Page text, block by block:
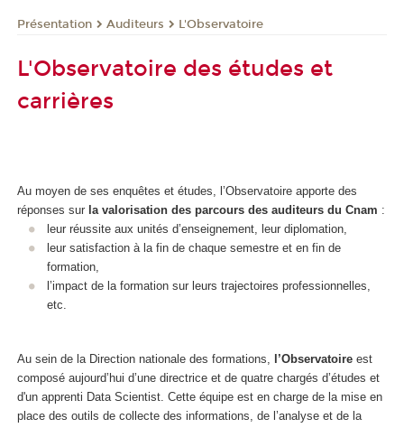
Présentation Auditeurs L'Observatoire
L'Observatoire des études et
carrières
Au moyen de ses enquêtes et études, l’Observatoire apporte des
réponses sur la valorisation des parcours des auditeurs du Cnam :
leur réussite aux unités d’enseignement, leur diplomation,
leur satisfaction à la fin de chaque semestre et en fin de
formation,
l’impact de la formation sur leurs trajectoires professionnelles,
etc.
Au sein de la Direction nationale des formations, l’Observatoire est
composé aujourd’hui d’une directrice et de quatre chargés d’études et
d'un apprenti Data Scientist. Cette équipe est en charge de la mise en
place des outils de collecte des informations, de l’analyse et de la